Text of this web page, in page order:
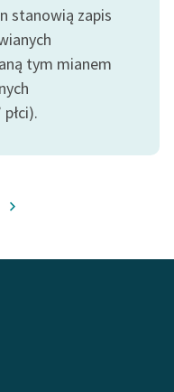
stanowią zapis
tym mianem